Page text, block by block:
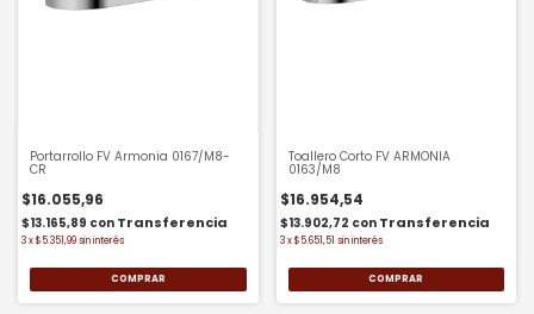
Portarrollo FV Armonia 0167/M8-
CR
$16.055,96
$13.165,89 con
3x$5.351,99sin interés
Toallero Corto FV ARMONIA
0163/M8
$16.954,54
$13.902,72 con
3 x$5.651,51 sin interés